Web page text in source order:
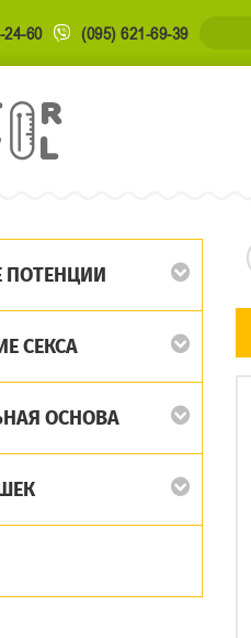
24-60 (095) 621-69-39
ПОТЕНЦИИ
СЕКСА
ОСНОВА